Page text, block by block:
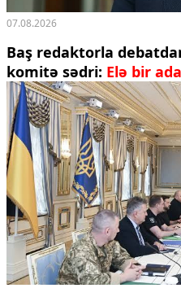
07.08.2026
Baş redaktorla
komitə sədri: